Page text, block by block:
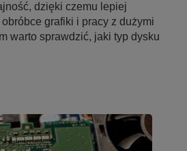
dzięki czemu lepiej
grafiki i pracy z dużymi
warto sprawdzić, jaki typ dysku